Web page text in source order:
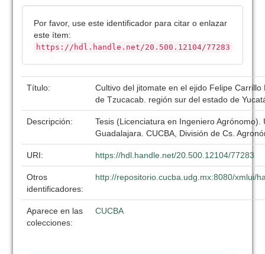
Por favor, use este identificador para citar o enlazar
este ítem:
https://hdl.handle.net/20.500.12104/77283
Título:
Cultivo del jitomate en el ejido Felipe
de Tzucacab. región sur del estado de
Descripción:
Tesis (Licenciatura en Ingeniero Agrónomo).
Guadalajara. CUCBA, División de Cs.
URI: https://hdl.handle.net/20.500.12104/77283
Otros
identificadores:
http://repositorio.cucba.udg.mx:8080/xmlui/
Aparece en las
colecciones:
CUCBA